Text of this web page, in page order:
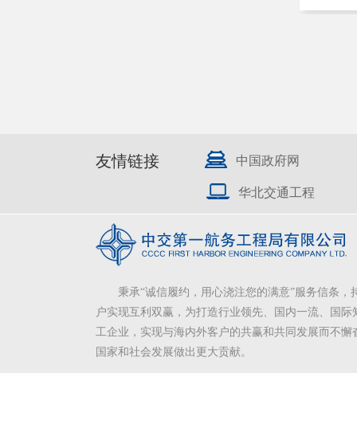
友情链接 中国政府网
华北交通工程
秉承“诚信履约，用心浇注您的满意”服务信条，
户实现互利双赢，为打造行业领先、国内一流、国际
工企业，实现与海内外客户的共赢和共同发展而不懈
国家和社会发展做出更大贡献。